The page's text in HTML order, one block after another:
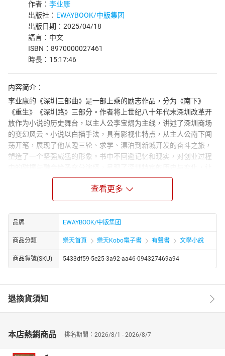
作者： 李业康
出版社： EWAYBOOK/中版集团
出版日期：2025/04/18
語言：中文
ISBN：8970000027461
時長：15:17:46
内容简介：
李业康的《深圳三部曲》是一部上乘的励志作品，分为《南下》
《重生》《深圳路》三部分。作者将上世纪八十年代末深圳改革开
放作为小说的历史舞台，以主人公李宝焆为主线，讲述了深圳商场
的变幻风云。小说以白描手法，具有影视化特点，从主人公南下闯
荡开笔，展现了他从蹬三轮、求学、漂泊到新城开发的奋斗之旅，
塑造了一个坚强威猛的形象。书中不回避记忆和现实，对创业过程
读者能够感受和体会到其中饱含的辛酸和欢愉，在温情与泪光的交
错中诠释和拷问人性，获得力量，感受艺术之美。
李业康是湖南新邵人，1996 年 3 月从部队退伍后到深圳闯天下，第
一份工作是工厂保安。他坚持写作，凭借自身才华从流水线工人升
任人事部主管，后又转型成为台资企业内刊主编。
在文学创作上，李业康成果丰硕。2011 年春，他的 28 万字长篇小
说《深圳诱惑》由内蒙古人民出版社出版。此后，他又完成了《深
2020 年斩获海峡两岸新媒体原创文学大赛银奖。他还著有 12 万字
文集《洞察人生的智者》，作品散见于全国省市级以上报刊，部分
作品入选江西省中考教材。2021 年，李业康加入中国作家协会，实
查看更多
品牌 EWAYBOOK/中版集团
商品分類 樂天首頁 樂天Kobo電子書 有聲書 文學小說
商品貨號(SKU) 5433df59-5e25-3a92-aa46-094327469a94
退換貨須知
本店熱銷商品 排名期間：2026/8/1 - 2026/8/7